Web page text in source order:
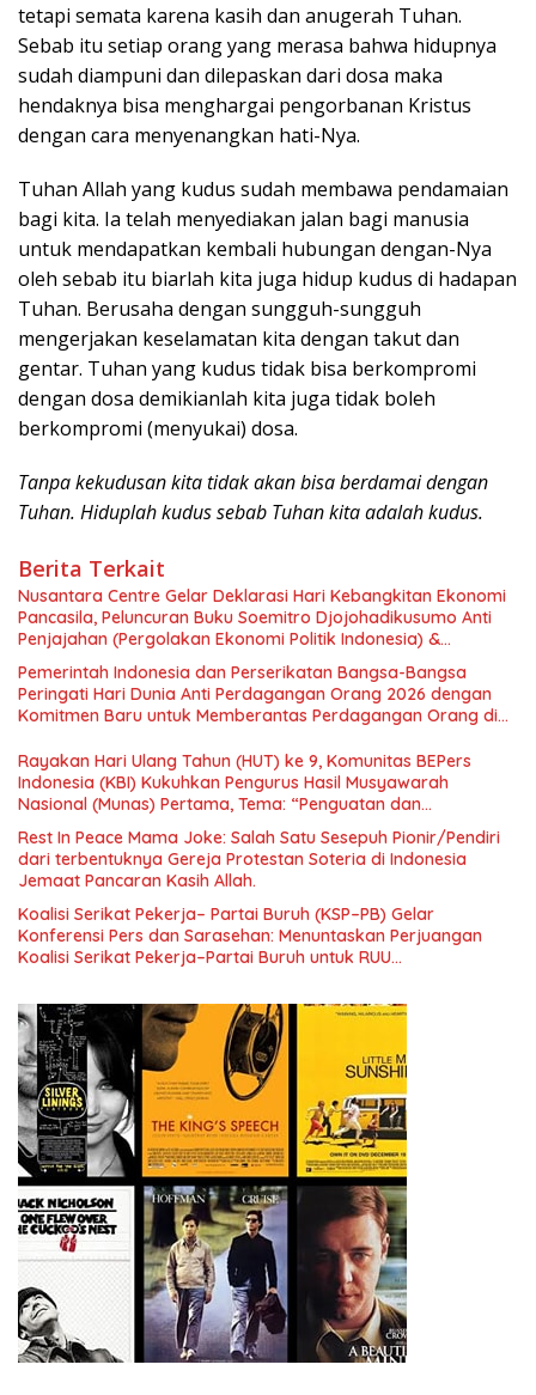
tetapi semata karena kasih dan anugerah Tuhan.
Sebab itu setiap orang yang merasa bahwa hidupnya
sudah diampuni dan dilepaskan dari dosa maka
hendaknya bisa menghargai pengorbanan Kristus
dengan cara menyenangkan hati-Nya.
Tuhan Allah yang kudus sudah membawa pendamaian
bagi kita. Ia telah menyediakan jalan bagi manusia
untuk mendapatkan kembali hubungan dengan-Nya
oleh sebab itu biarlah kita juga hidup kudus di hadapan
Tuhan. Berusaha dengan sungguh-sungguh
mengerjakan keselamatan kita dengan takut dan
gentar. Tuhan yang kudus tidak bisa berkompromi
dengan dosa demikianlah kita juga tidak boleh
berkompromi (menyukai) dosa.
Tanpa kekudusan kita tidak akan bisa berdamai dengan
Tuhan. Hiduplah kudus sebab Tuhan kita adalah kudus.
Berita Terkait
Nusantara Centre Gelar Deklarasi Hari Kebangkitan Ekonomi
Pancasila, Peluncuran Buku Soemitro Djojohadikusumo Anti
Penjajahan (Pergolakan Ekonomi Politik Indonesia) &
Simposium Nasional “Urgensi Undang-Undang Perekonomian
Nasional dan Kesejahteraan Sosial dalam Menata Bangsa
Menuju Indonesia Emas 2045”,
Pemerintah Indonesia dan Perserikatan Bangsa-Bangsa
Peringati Hari Dunia Anti Perdagangan Orang 2026 dengan
Komitmen Baru untuk Memberantas Perdagangan Orang di
Rayakan Hari Ulang Tahun (HUT) ke 9, Komunitas BEPers
Indonesia (KBI) Kukuhkan Pengurus Hasil Musyawarah
Nasional (Munas) Pertama, Tema: “Penguatan dan
Pengembangan Organisasi KBI yang Berbasis Riset di seluruh
Indonesia dan Mancanegara”.
Rest In Peace Mama Joke: Salah Satu Sesepuh Pionir/Pendiri
dari terbentuknya Gereja Protestan Soteria di Indonesia
Jemaat Pancaran Kasih Allah.
Koalisi Serikat Pekerja– Partai Buruh (KSP–PB) Gelar
Konferensi Pers dan Sarasehan: Menuntaskan Perjuangan
Koalisi Serikat Pekerja–Partai Buruh untuk RUU